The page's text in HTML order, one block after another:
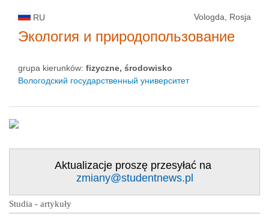
RU Vologda, Rosja
Экология и природопользование
grupa kierunków: fizyczne, środowisko
Вологодский государственный университет
Aktualizacje proszę przesyłać na
zmiany@studentnews.pl
Studia - artykuły